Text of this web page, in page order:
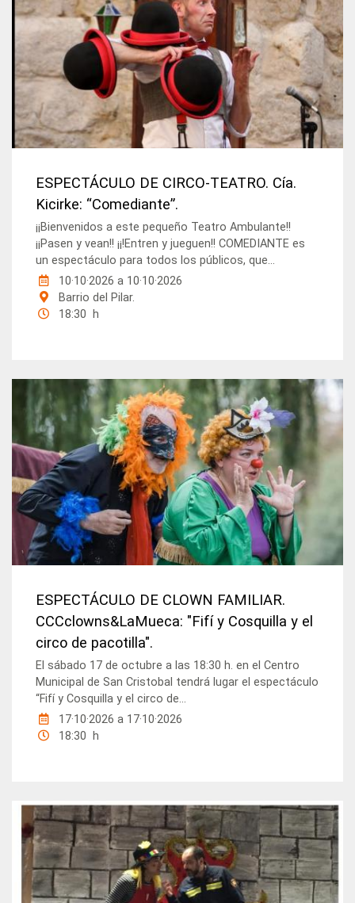
ESPECTÁCULO DE CIRCO-TEATRO. Cía.
Kicirke: “Comediante”.
¡¡Bienvenidos a este pequeño Teatro Ambulante!!
¡¡Pasen y vean!! ¡¡!Entren y jueguen!! COMEDIANTE es
un espectáculo para todos los públicos, que...
10·10·2026a 10·10·2026
Barrio del Pilar.
18:30 h
ESPECTÁCULO DE CLOWN FAMILIAR.
CCCclowns&LaMueca: "Fifí y Cosquilla y el
circo de pacotilla".
El sábado 17 de octubre a las 18:30 h. en el Centro
Municipal de San Cristobal tendrá lugar el espectáculo
“Fifí y Cosquilla y el circo de...
17·10·2026a 17·10·2026
18:30 h